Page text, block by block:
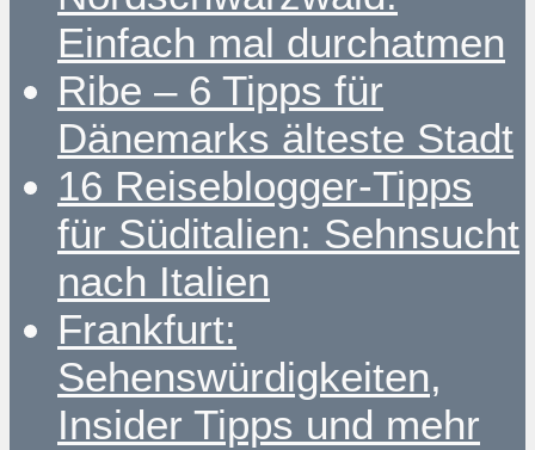
Einfach mal durchatmen
Ribe – 6 Tipps für
Dänemarks älteste Stadt
16 Reiseblogger-Tipps
für Süditalien: Sehnsucht
nach Italien
Frankfurt:
Sehenswürdigkeiten,
Insider Tipps und mehr